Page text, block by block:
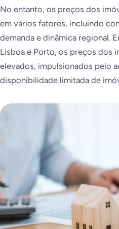
No entanto, os preços dos
em vários fatores, incluindo
demanda e dinâmica regional.
Lisboa e Porto, os preços dos
elevados, impulsionados pelo
disponibilidade limitada de